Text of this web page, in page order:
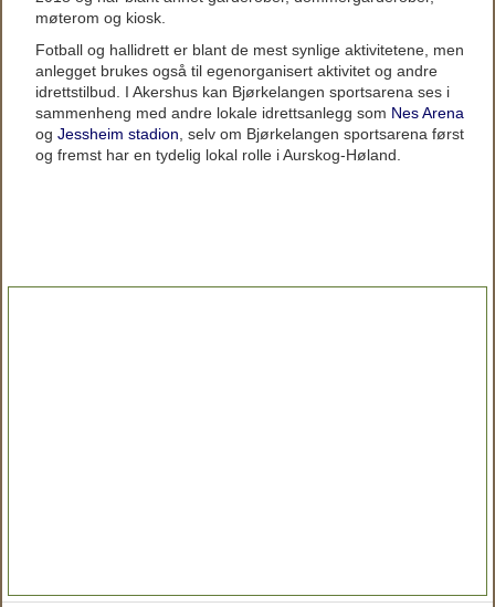
møterom og kiosk.
Fotball og hallidrett er blant de mest synlige aktivitetene, men
anlegget brukes også til egenorganisert aktivitet og andre
idrettstilbud. I Akershus kan Bjørkelangen sportsarena ses i
sammenheng med andre lokale idrettsanlegg som Nes Arena
og Jessheim stadion , selv om Bjørkelangen sportsarena først
og fremst har en tydelig lokal rolle i Aurskog-Høland.